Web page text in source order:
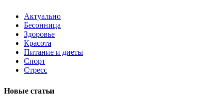
Актуально
Бесонница
Здоровье
Красота
Питание и диеты
Спорт
Стресс
Новые статьи